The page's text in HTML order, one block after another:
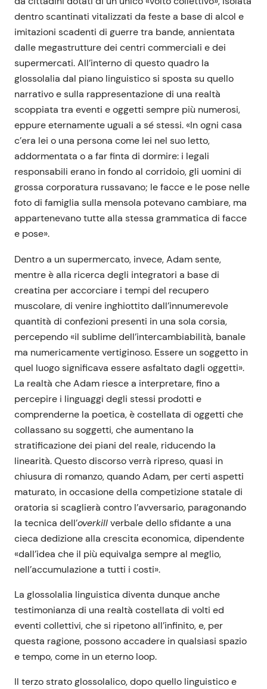
dentro scantinati vitalizzati da feste a base di alcol e
imitazioni scadenti di guerre tra bande, annientata
dalle megastrutture dei centri commerciali e dei
supermercati. All’interno di questo quadro la
glossolalia dal piano linguistico si sposta su quello
narrativo e sulla rappresentazione di una realtà
scoppiata tra eventi e oggetti sempre più numerosi,
eppure eternamente uguali a sé stessi. «In ogni casa
c’era lei o una persona come lei nel suo letto,
addormentata o a far finta di dormire: i legali
responsabili erano in fondo al corridoio, gli uomini di
grossa corporatura russavano; le facce e le pose nelle
foto di famiglia sulla mensola potevano cambiare, ma
appartenevano tutte alla stessa grammatica di facce
e pose».
Dentro a un supermercato, invece, Adam sente,
mentre è alla ricerca degli integratori a base di
creatina per accorciare i tempi del recupero
muscolare, di venire inghiottito dall’innumerevole
quantità di confezioni presenti in una sola corsia,
percependo «il sublime dell’intercambiabilità, banale
ma numericamente vertiginoso. Essere un soggetto in
quel luogo significava essere asfaltato dagli oggetti».
La realtà che Adam riesce a interpretare, fino a
percepire i linguaggi degli stessi prodotti e
comprenderne la poetica, è costellata di oggetti che
collassano su soggetti, che aumentano la
stratificazione dei piani del reale, riducendo la
linearità. Questo discorso verrà ripreso, quasi in
chiusura di romanzo, quando Adam, per certi aspetti
maturato, in occasione della competizione statale di
oratoria si scaglierà contro l’avversario, paragonando
la tecnica dell’overkillverbale dello sfidante a una
cieca dedizione alla crescita economica, dipendente
«dall’idea che il più equivalga sempre al meglio,
nell’accumulazione a tutti i costi».
La glossolalia linguistica diventa dunque anche
testimonianza di una realtà costellata di volti ed
eventi collettivi, che si ripetono all’infinito, e, per
questa ragione, possono accadere in qualsiasi spazio
e tempo, come in un eterno loop.
Il terzo strato glossolalico, dopo quello linguistico e